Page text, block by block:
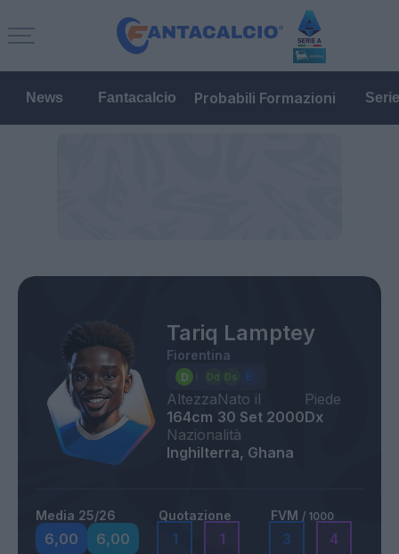
News Fantacalcio Probabili Formazioni
Tariq Lamptey
Fiorentina
Altezza
164cm
Nato il
30 Set 2000
Piede
Dx
Nazionalità
Inghilterra, Ghana
Media 25/26
6,00 6,00
Quotazione
1 1
FVM / 1000
3 4